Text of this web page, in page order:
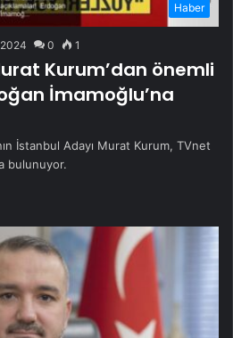
Haber
0 1
Kurum’dan önemli
İmamoğlu’na
İstanbul Adayı Murat Kurum, TVnet
bulunuyor.